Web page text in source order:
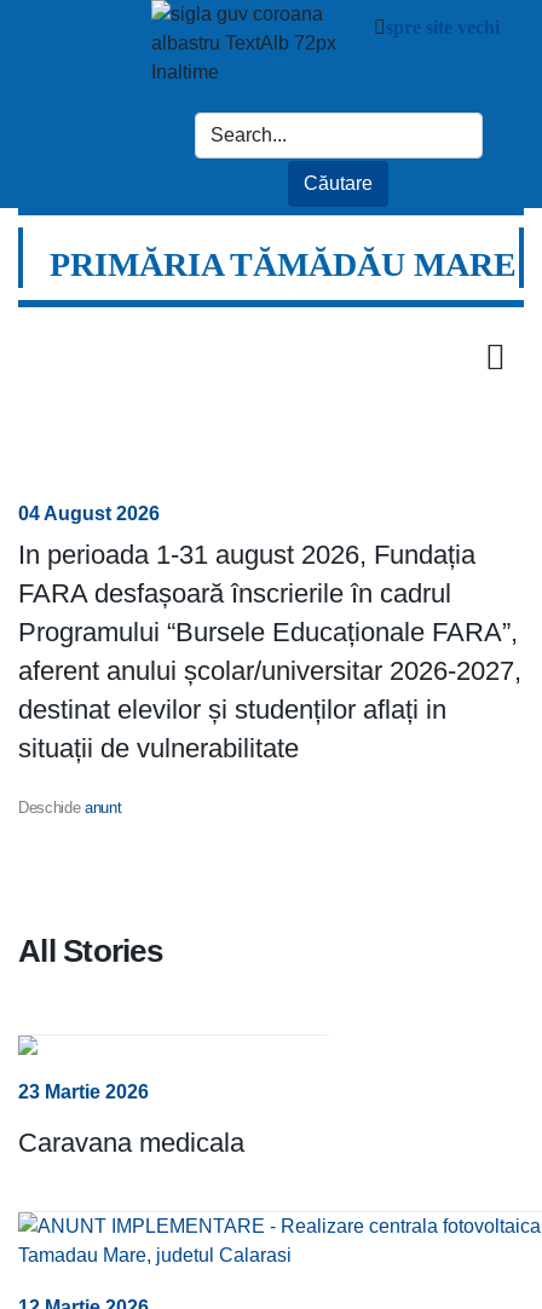
spre site vechi
PRIMĂRIA TĂMĂDĂU MARE
04 August 2026
In perioada 1-31 august 2026, Fundația
FARA desfașoară înscrierile în cadrul
Programului “Bursele Educaționale FARA”,
aferent anului școlar/universitar 2026-2027,
destinat elevilor și studenților aflați in
situații de vulnerabilitate
Deschideanunt
All Stories
23 Martie 2026
Caravana medicala